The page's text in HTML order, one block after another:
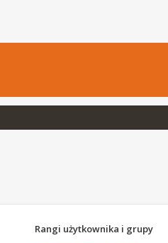
Rangi użytkownika i grupy